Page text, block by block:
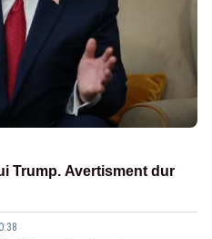
Trump. Avertisment dur